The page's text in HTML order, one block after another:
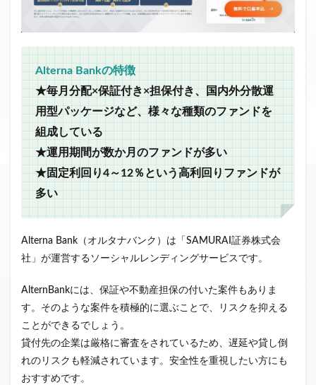
Alterna Bankの特徴
★毎月分配×保証付き×担保付き、国内外分散運
用型パッケージなど、様々な種類のファンドを
組成している
★運用期間が数か月のファンドが多い
★固定利回り4～12％という高利回りファンドが
多い
Alterna Bank（オルタナバンク）は「SAMURAI証券株式会
社」が運営するソーシャルレンディングサービスです。
AlternBankには、保証や不動産担保の付いた案件もありま
す。そのような案件を積極的に選ぶことで、リスクを抑える
ことができるでしょう。
貸付先の企業は厳格に審査をされているため、遅延や貸し倒
れのリスクも軽減されています。安全性を重視したい方にも
おすすめです。